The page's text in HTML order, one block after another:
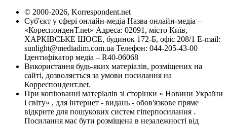
© 2000-2026, Korrespondent.net
Суб'єкт у сфері онлайн-медіа Назва онлайн-медіа –
«КореспонденТ.net» Адреса: 02091, місто Київ,
ХАРКІВСЬКЕ ШОСЕ, будинок 172-Б, офіс 208/1 E-mail:
sunlight@mediadim.com.ua Телефон: 044-205-43-00
Ідентифікатор медіа – R40-06068
Використання будь-яких матеріалів, розміщених на
сайті, дозволяється за умови посилання на
Корреспондент.net.
При копіюванні матеріалів зі сторінки « Новини України
і світу» , для інтернет - видань - обов'язкове пряме
відкрите для пошукових систем гіперпосилання .
Посилання має бути розміщена в незалежності від